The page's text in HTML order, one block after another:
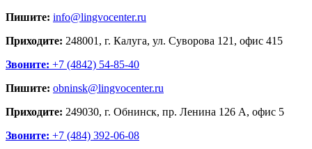
Пишите: info@lingvocenter.ru
Приходите: 248001, г. Калуга, ул. Суворова 121, офис 415
Звоните: +7 (4842) 54-85-40
Пишите: obninsk@lingvocenter.ru
Приходите: 249030, г. Обнинск, пр. Ленина 126 А, офис 5
Звоните: +7 (484) 392-06-08